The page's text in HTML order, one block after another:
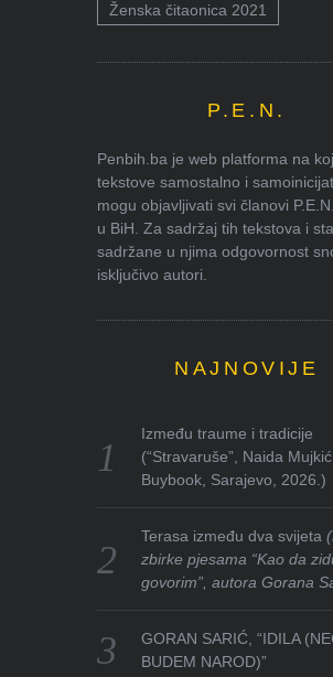
Ženska čitaonica 2021
P.E.N.
Penbih.ba je web platforma na
tekstove samostalno i
mogu objavljivati svi članovi
u BiH. Za sadržaj tih tekstova i
sadržane u njima odgovornost
isključivo autori.
NAJNOVIJE
Između traume i tradicije
(“Stravaruše”, Naida Mujkić,
Buybook, Sarajevo, 2026.)
Terasa između dva svijeta
zbirke pjesama “Kao da
govorim”, autora Gorana
GORAN SARIĆ, “IDILA
BUDEM NAROD)”